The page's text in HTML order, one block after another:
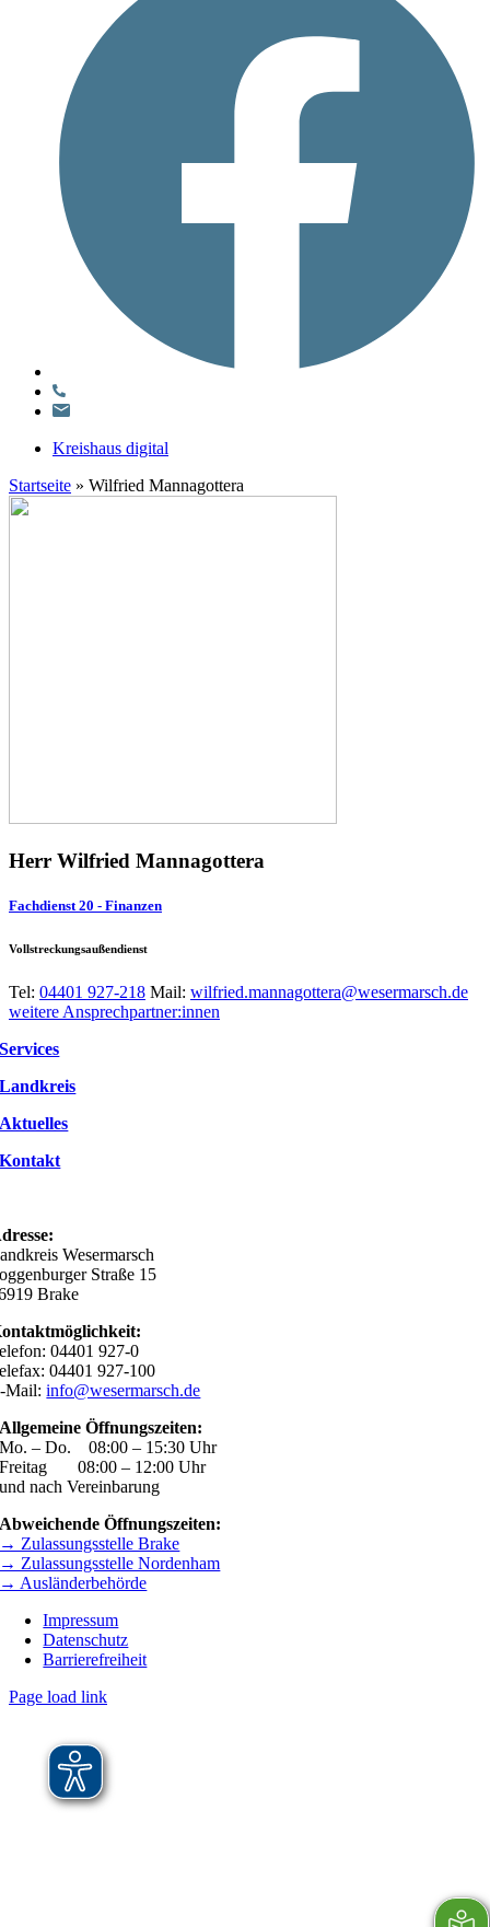
Kreishaus digital
Startseite » Wilfried Mannagottera
Herr Wilfried Mannagottera
Fachdienst 20 - Finanzen
Vollstreckungsaußendienst
Tel: 04401 927-218 Mail: wilfried.mannagottera@wesermarsch.de
weitere Ansprechpartner:innen
Services
Landkreis
Aktuelles
Kontakt
Wesermarsch
Straße 15
Brake
04401 927-0
04401 927-100
Mail:info@wesermarsch.de
Allgemeine Öffnungszeiten:
Mo. – Do. 08:00 – 15:30 Uhr
Freitag 08:00 – 12:00 Uhr
und nach Vereinbarung
Abweichende Öffnungszeiten:
→ Zulassungsstelle Brake
→ Zulassungsstelle Nordenham
→ Ausländerbehörde
Impressum
Datenschutz
Barrierefreiheit
Page load link